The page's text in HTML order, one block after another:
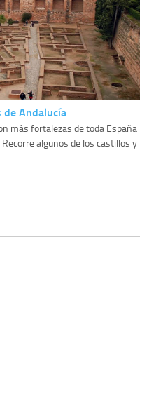
Andalucía
más fortalezas de toda España
algunos de los castillos y